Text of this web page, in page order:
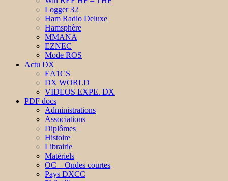
Logger 32
Ham Radio Deluxe
Hamsphère
MMANA
EZNEC
Mode ROS
Actu DX
EA1CS
DX WORLD
VIDEOS EXPE. DX
PDF docs
Administrations
Associations
Diplômes
Histoire
Librairie
Matériels
OC – Ondes courtes
Pays DXCC